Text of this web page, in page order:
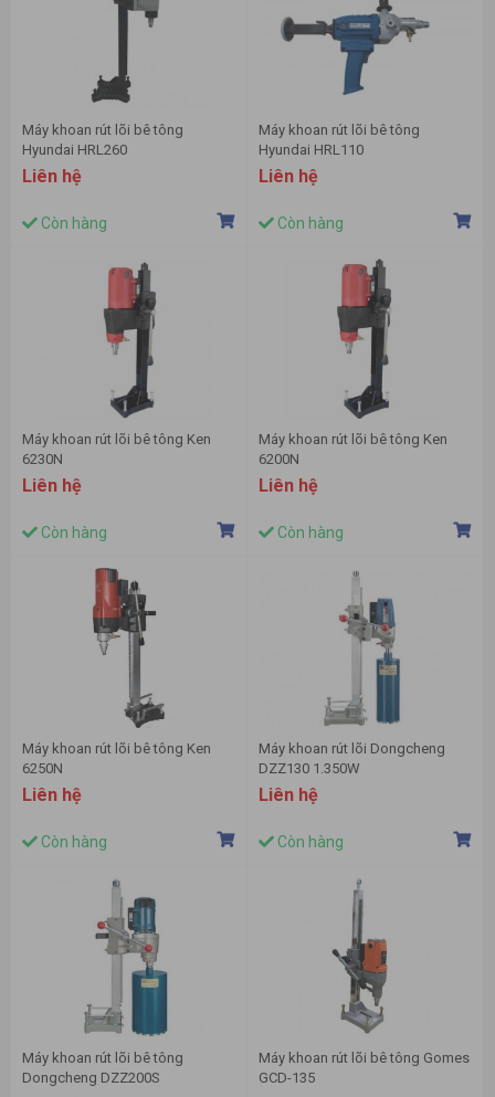
Máy khoan rút lõi bê tông
Hyundai HRL260
Liên hệ
Còn hàng
Máy khoan rút lõi bê tông
Hyundai HRL110
Liên hệ
Còn hàng
Máy khoan rút lõi bê tông Ken
6230N
Liên hệ
Còn hàng
Máy khoan rút lõi bê tông Ken
6200N
Liên hệ
Còn hàng
Máy khoan rút lõi bê tông Ken
6250N
Liên hệ
Còn hàng
Máy khoan rút lõi Dongcheng
DZZ130 1.350W
Liên hệ
Còn hàng
Máy khoan rút lõi bê tông
Dongcheng DZZ200S
Máy khoan rút lõi bê tông Gomes
GCD-135